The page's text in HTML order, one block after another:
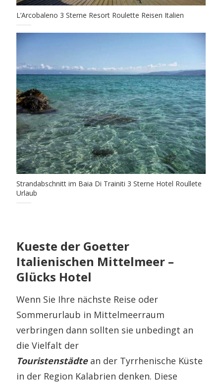
L’Arcobaleno 3 Sterne Resort Roulette Reisen Italien
Strandabschnitt im Baia Di Trainiti 3 Sterne Hotel Roullete
Urlaub
Kueste der Goetter
Italienischen Mittelmeer –
Glücks Hotel
Wenn Sie Ihre nächste Reise oder
Sommerurlaub in Mittelmeerraum
verbringen dann sollten sie unbedingt an
die Vielfalt der
Touristenstädtean der Tyrrhenische Küste
in der Region Kalabrien denken. Diese